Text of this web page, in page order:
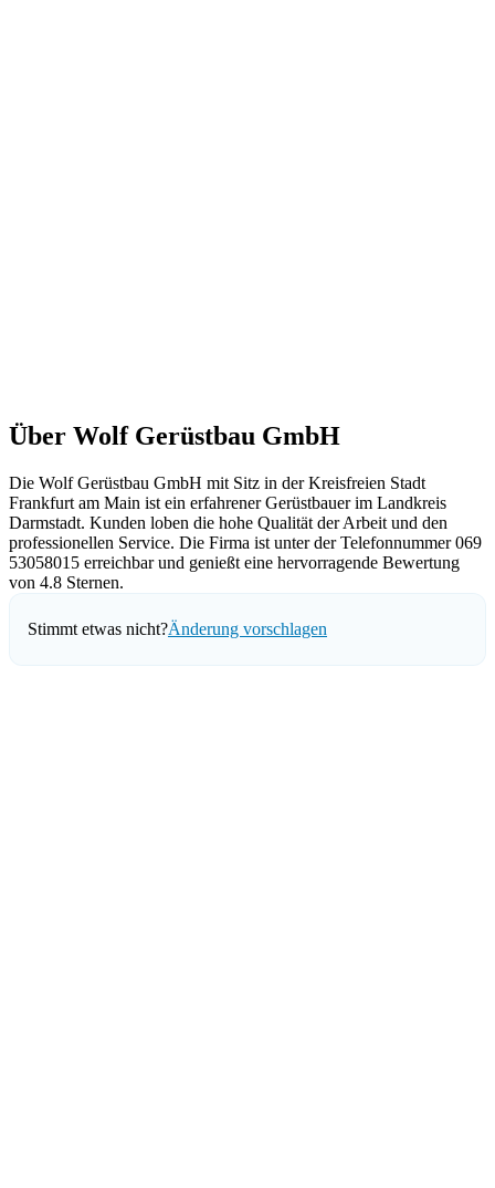
Über Wolf Gerüstbau GmbH
Die Wolf Gerüstbau GmbH mit Sitz in der Kreisfreien Stadt
Frankfurt am Main ist ein erfahrener Gerüstbauer im Landkreis
Darmstadt. Kunden loben die hohe Qualität der Arbeit und den
professionellen Service. Die Firma ist unter der Telefonnummer 069
53058015 erreichbar und genießt eine hervorragende Bewertung
von 4.8 Sternen.
Stimmt etwas nicht?Änderung vorschlagen